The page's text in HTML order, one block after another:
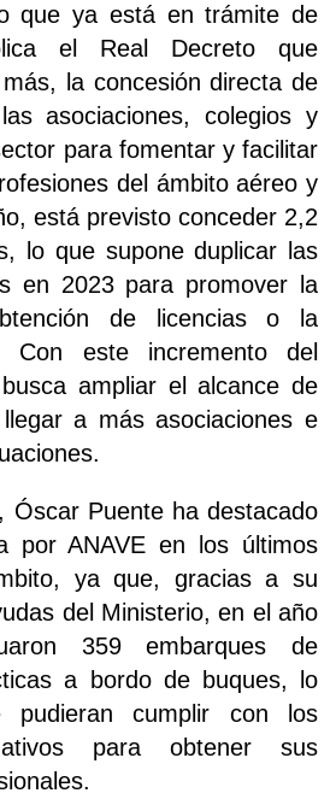
que ya está en trámite de
el Real Decreto que
la concesión directa de
asociaciones, colegios y
para fomentar y facilitar
del ámbito aéreo y
está previsto conceder 2,2
lo que supone duplicar las
en 2023 para promover la
de licencias o la
Con este incremento del
ampliar el alcance de
a más asociaciones e
Óscar Puente ha destacado
por ANAVE en los últimos
ya que, gracias a su
del Ministerio, en el año
359 embarques de
a bordo de buques, lo
pudieran cumplir con los
para obtener sus